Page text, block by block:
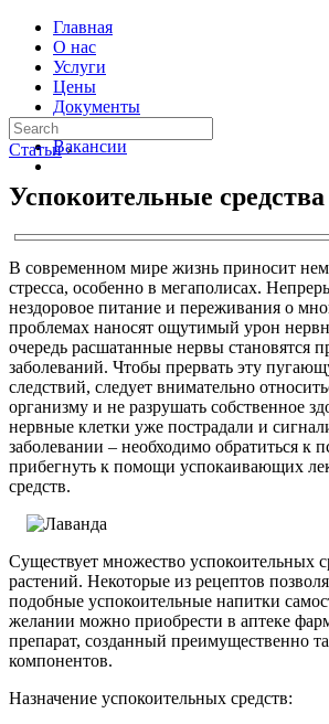
Главная
О нас
Услуги
Цены
Документы
Контакты
Вакансии
Статьи ›
Успокоительные
В современном мире жизнь приносит
стресса, особенно в мегаполисах.
нездоровое питание и переживания о
проблемах наносят ощутимый урон
очередь расшатанные нервы становятся
заболеваний. Чтобы прервать эту
следствий, следует внимательно
организму и не разрушать собственное
нервные клетки уже пострадали и
заболевании – необходимо обратиться к
прибегнуть к помощи успокаивающих
средств.
Существует множество успокоительных
растений. Некоторые из рецептов
подобные успокоительные напитки
желании можно приобрести в аптеке
препарат, созданный преимущественно
компонентов.
Назначение успокоительных средств: